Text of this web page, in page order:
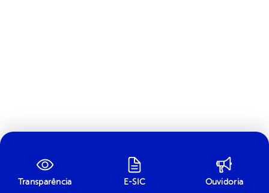
Transparência E-SIC Ouvidoria